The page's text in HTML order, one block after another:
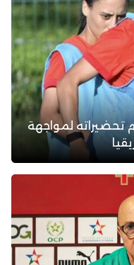
تحضيراته لمواجهة